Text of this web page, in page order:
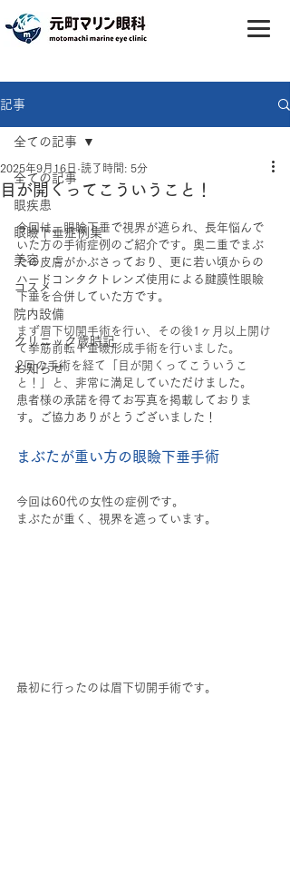
記事
全ての記事
眼疾患
眼瞼下垂症例集
美容
コスメ
院内設備
クリニック歳時記
お知らせ
全ての記事
目が開くってこういうこと！
2025年9月16日 読了時間: 5分
今回は、眼瞼下垂で視界が遮られ、長年悩んで
いた方の手術症例のご紹介です。奥二重でまぶ
たの皮膚がかぶさっており、更に若い頃からの
ハードコンタクトレンズ使用による腱膜性眼瞼
下垂を合併していた方です。
まず眉下切開手術を行い、その後1ヶ月以上開け
て挙筋前転＋重瞼形成手術を行いました。
2回の手術を経て「目が開くってこういうこ
と！」と、 非常に満足していただけました。
患者様の承諾を得てお写真を掲載しておりま
す。ご協力ありがとうございました！
まぶたが重い方の眼瞼下垂手術
今回は60代の女性の症例です。
まぶたが重く、視界を遮っています。
最初に行ったのは眉下切開手術です。